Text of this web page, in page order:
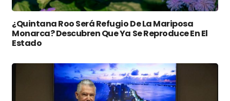
¿Quintana Roo Será Refugio De La Mariposa
Monarca? Descubren Que Ya Se Reproduce En El
Estado